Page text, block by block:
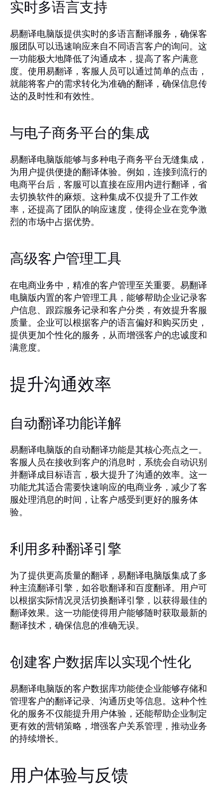
实时多语言支持
易翻译电脑版提供实时的多语言翻译服务，确保客
服团队可以迅速响应来自不同语言客户的询问。这
一功能极大地降低了沟通成本，提高了客户满意
度。使用易翻译，客服人员可以通过简单的点击，
就能将客户的需求转化为准确的翻译，确保信息传
达的及时性和有效性。
与电子商务平台的集成
易翻译电脑版能够与多种电子商务平台无缝集成，
为用户提供便捷的翻译体验。例如，连接到流行的
电商平台后，客服可以直接在应用内进行翻译，省
去切换软件的麻烦。这种集成不仅提升了工作效
率，还提高了团队的响应速度，使得企业在竞争激
烈的市场中占据优势。
高级客户管理工具
在电商业务中，精准的客户管理至关重要。易翻译
电脑版内置的客户管理工具，能够帮助企业记录客
户信息、跟踪服务记录和客户分类，有效提升客服
质量。企业可以根据客户的语言偏好和购买历史，
提供更加个性化的服务，从而增强客户的忠诚度和
满意度。
提升沟通效率
自动翻译功能详解
易翻译电脑版的自动翻译功能是其核心亮点之一。
客服人员在接收到客户的消息时，系统会自动识别
并翻译成目标语言，极大提升了沟通的效率。这一
功能尤其适合需要快速响应的电商业务，减少了客
服处理消息的时间，让客户感受到更好的服务体
验。
利用多种翻译引擎
为了提供更高质量的翻译，易翻译电脑版集成了多
种主流翻译引擎，如谷歌翻译和百度翻译。用户可
以根据实际情况灵活切换翻译引擎，以获得最佳的
翻译效果。这一功能使得用户能够随时获取最新的
翻译技术，确保信息的准确无误。
创建客户数据库以实现个性化
易翻译电脑版的客户数据库功能使企业能够存储和
管理客户的翻译记录、沟通历史等信息。这种个性
化的服务不仅能提升用户体验，还能帮助企业制定
更有效的营销策略，增强客户关系管理，推动业务
的持续增长。
用户体验与反馈